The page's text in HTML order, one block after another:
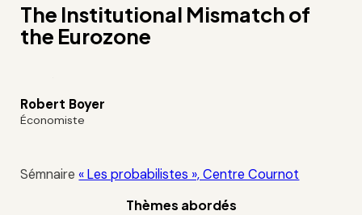
The Institutional Mismatch of
the Eurozone
Robert Boyer
Économiste
Sémnaire « Les probabilistes », Centre Cournot
Thèmes abordés